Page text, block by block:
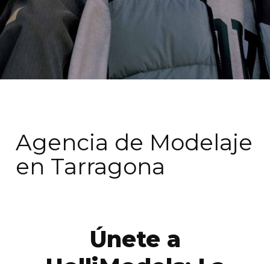
Agencia de Modelaje
en Tarragona
Únete a